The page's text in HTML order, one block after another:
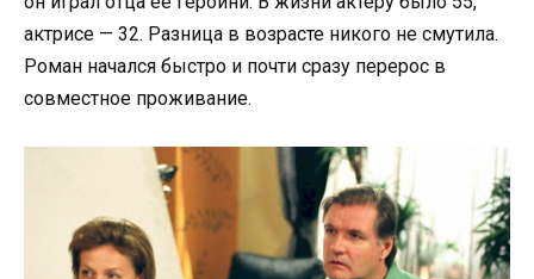
актрисе — 32. Разница в возрасте никого не смутила.
Роман начался быстро и почти сразу перерос в
совместное проживание.